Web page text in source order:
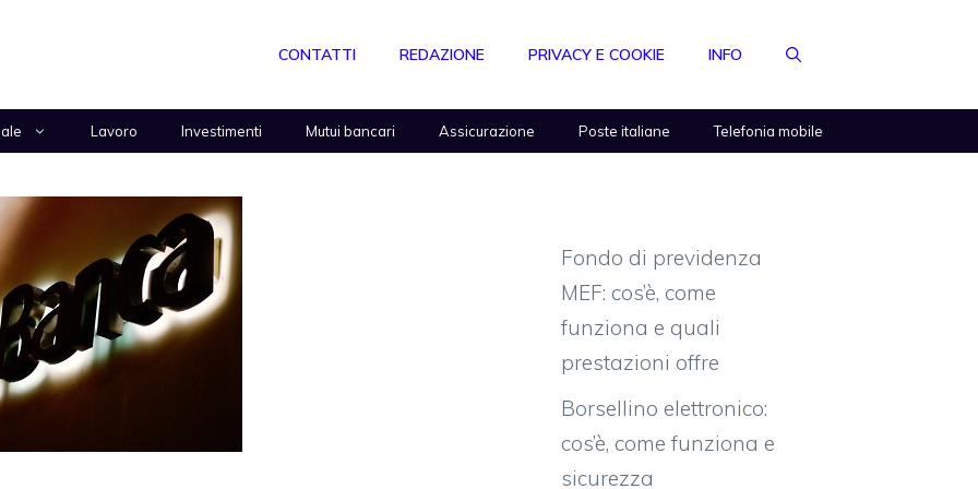
CONTATTI REDAZIONE PRIVACY E COOKIE INFO
Lavoro Investimenti Mutui bancari Assicurazione Poste italiane Telefonia mobile
Fondo di previdenza
MEF: cos’è, come
funziona e quali
prestazioni offre
Borsellino elettronico:
cos’è, come funziona e
sicurezza